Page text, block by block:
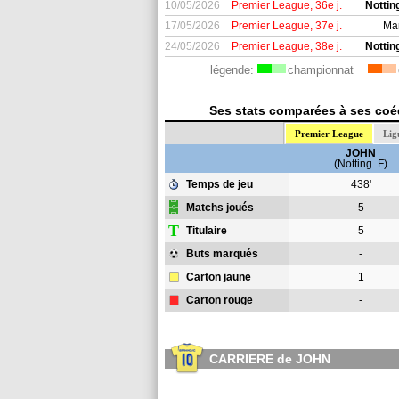
10/05/2026 Premier League, 36e j.
17/05/2026
Premier League, 37e j.
24/05/2026
Premier League, 38e j.
légende: championnat
Ses stats comparées à ses
Premier League
JOHN
(Notting. F)
Temps de jeu
438'
Matchs joués
5
T Titulaire
5
Buts marqués
-
Carton jaune
1
Carton rouge
-
CARRIERE de JOHN